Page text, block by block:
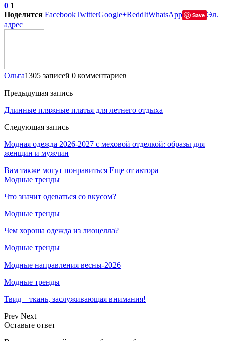
0 1
Поделится FacebookTwitterGoogle+ReddItWhatsApp Save Эл.
адрес
Ольга1305 записей 0 комментариев
Предыдущая запись
Длинные пляжные платья для летнего отдыха
Следующая запись
Модная одежда 2026-2027 с меховой отделкой: образы для
женщин и мужчин
Вам также могут понравиться Еще от автора
Модные тренды
Что значит одеваться со вкусом?
Модные тренды
Чем хороша одежда из лиоцелла?
Модные тренды
Модные направления весны-2026
Модные тренды
Твид – ткань, заслуживающая внимания!
Prev Next
Оставьте ответ